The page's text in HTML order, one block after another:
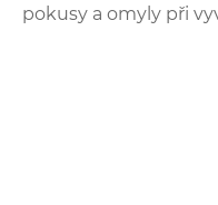
pokusy a omyly při